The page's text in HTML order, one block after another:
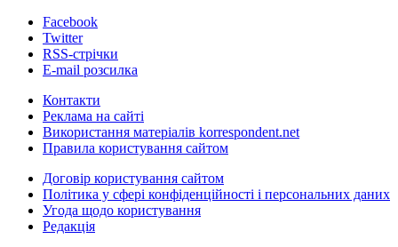
Facebook
Twitter
RSS-стрічки
E-mail розсилка
Контакти
Реклама на сайті
Використання матеріалів korrespondent.net
Правила користування сайтом
Договір користування сайтом
Політика у сфері конфіденційності і персональних даних
Угода щодо користування
Редакція